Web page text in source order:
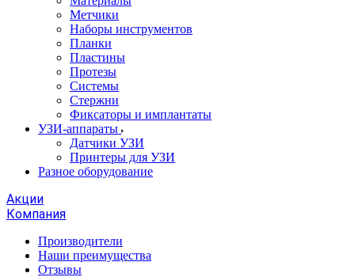
Метчики
Наборы инструментов
Планки
Пластины
Протезы
Системы
Стержни
Фиксаторы и имплантаты
УЗИ-аппараты
Датчики УЗИ
Принтеры для УЗИ
Разное оборудование
Акции
Компания
Производители
Наши преимущества
Отзывы